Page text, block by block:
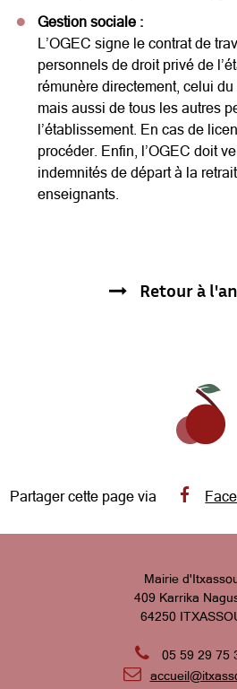
Gestion sociale :
L’OGEC signe le contrat de
personnels de droit privé de
rémunère directement, celui
mais aussi de tous les autres
l’établissement. En cas de
procéder. Enfin, l’OGEC doit
indemnités de départ à la
enseignants.
Retour à
Partager cette page via
Mairie
409 Karrika
64250
 05 59 29 75
